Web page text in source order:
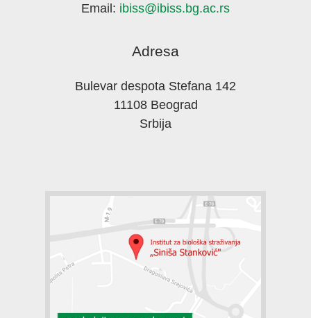
Email: ibiss@ibiss.bg.ac.rs
Adresa
Bulevar despota Stefana 142
11108 Beograd
Srbija